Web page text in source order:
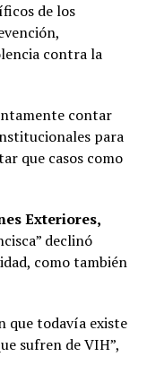
de los
contra la
contar
para
que casos como
Exteriores,
declinó
como también
que todavía existe
sufren de VIH”,